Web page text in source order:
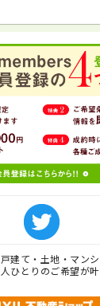
建て・土地・マン
ひとりのご希望が